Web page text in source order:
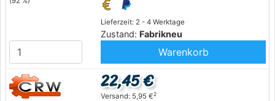
Lieferzeit: 2 - 4 Werktage
Zustand: Fabrikneu
Warenkorb
22,45 €
Versand: 5,95 €2